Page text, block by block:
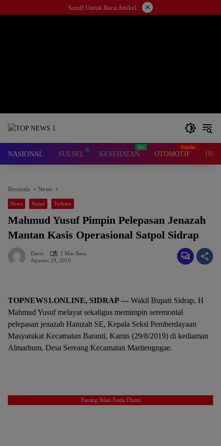
ke
Scroll Untuk Baca Artikel ×
NASIONAL SULSEL KESEHATAN OTOMOTIF
Beranda News
News Sulsel Terbaru
Mahmud Yusuf Pimpin Pelepasan Jenazah
Mantan Kasis Operasional Satpol Sidrap
Darso
1 Min Baca
Agustus 29, 2019
TOPNEWS1.ONLINE, SIDRAP — Wakil Bupati Sidrap, H
Mahmud Yusuf melayat sekaligus memimpin seremonial
pelepasan jenazah Hamzah SE, Kepala Seksi Pemberdayaan
Masyarakat Kecamatan Baranti, Kamis (29/8/2019) di kediaman
Almarhum, Desa Sereang Kecamatan Maritengngae.
Pasang Iklan Anda Disini